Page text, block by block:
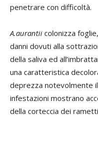
penetrare con difficoltà.
A.aurantii colonizza
danni dovuti alla
della saliva ed
una caratteristica
deprezza notevolmente
infestazioni mostrano
della corteccia dei